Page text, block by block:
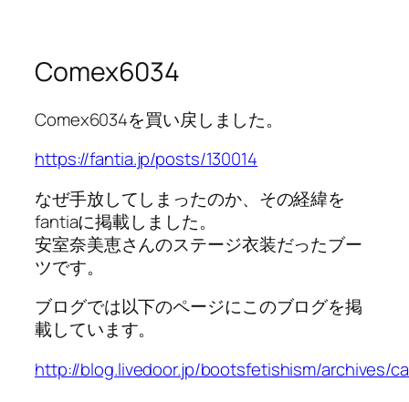
Comex6034
Comex6034を買い戻しました。
https://fantia.jp/posts/130014
なぜ手放してしまったのか、その経緯を
fantiaに掲載しました。
安室奈美恵さんのステージ衣装だったブー
ツです。
ブログでは以下のページにこのブログを掲
載しています。
http://blog.livedoor.jp/bootsfetishism/archives/